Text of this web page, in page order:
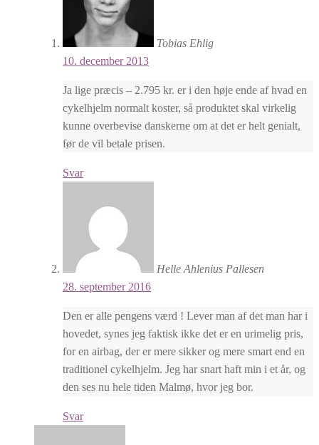
Tobias Ehlig
10. december 2013
Ja lige præcis – 2.795 kr. er i den høje ende af hvad en
cykelhjelm normalt koster, så produktet skal virkelig
kunne overbevise danskerne om at det er helt genialt,
før de vil betale prisen.
Svar
Helle Ahlenius Pallesen
28. september 2016
Den er alle pengens værd ! Lever man af det man har i
hovedet, synes jeg faktisk ikke det er en urimelig pris,
for en airbag, der er mere sikker og mere smart end en
traditionel cykelhjelm. Jeg har snart haft min i et år, og
den ses nu hele tiden Malmø, hvor jeg bor.
Svar